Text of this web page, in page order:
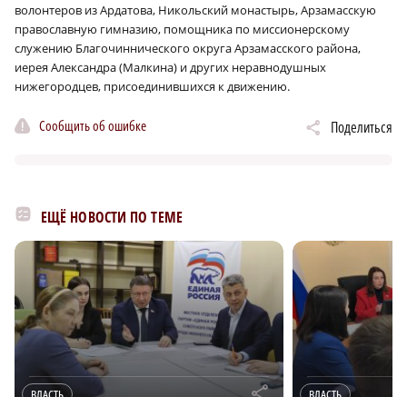
волонтеров из Ардатова, Никольский монастырь, Арзамасскую
православную гимназию, помощника по миссионерскому
служению Благочиннического округа Арзамасского района,
иерея Александра (Малкина) и других неравнодушных
нижегородцев, присоединившихся к движению.
Сообщить об ошибке Поделиться
ЕЩЁ НОВОСТИ ПО ТЕМЕ
r